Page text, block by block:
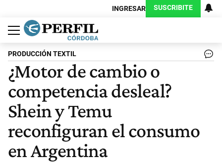
INGRESAR SUSCRIBITE
Política
Economía
Judiciales
Sociedad
Cultura
Espectáculos
Deportes
Protagonistas
PRODUCCIÓN TEXTIL
¿Motor de cambio o
competencia desleal?
Shein y Temu
reconfiguran el consumo
en Argentina